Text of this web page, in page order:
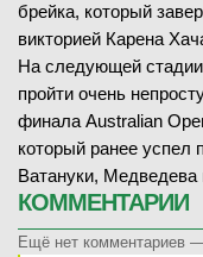
брейка, который
викторией Карена
На следующей стадии
пройти очень
финала Australian
который ранее успел
Ватануки, Медведева
КОММЕНТАРИИ
Ещё нет комментариев